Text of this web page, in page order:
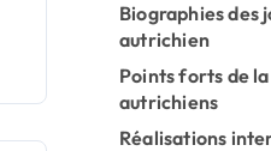
Biographies des
autrichien
Points forts de
autrichiens
Réalisations